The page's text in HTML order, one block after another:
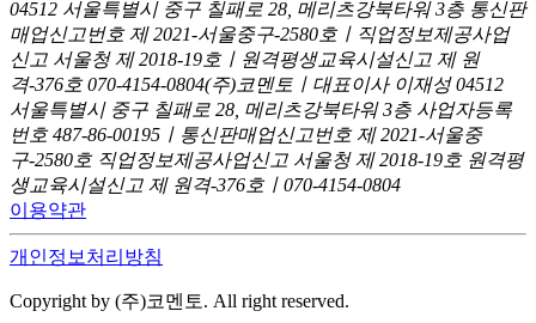
04512 서울특별시 중구 칠패로 28, 메리츠강북타워 3층 통신판
매업신고번호 제 2021-서울중구-2580호ㅣ직업정보제공사업
신고 서울청 제 2018-19호ㅣ원격평생교육시설신고 제 원
격-376호 070-4154-0804(주)코멘토ㅣ대표이사 이재성 04512
서울특별시 중구 칠패로 28, 메리츠강북타워 3층 사업자등록
번호 487-86-00195ㅣ통신판매업신고번호 제 2021-서울중
구-2580호 직업정보제공사업신고 서울청 제 2018-19호 원격평
생교육시설신고 제 원격-376호ㅣ070-4154-0804
이용약관
개인정보처리방침
Copyright by (주)코멘토. All right reserved.